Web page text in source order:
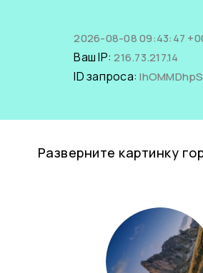
2026-08-08 09:43:47
Ваш IP:216.73.217.14
ID запроса:
Разверните картинку